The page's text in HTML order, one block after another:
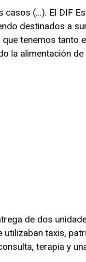
(...). El DIF
destinados a
tenemos tanto
la alimentación de
de dos
taxis,
terapia y